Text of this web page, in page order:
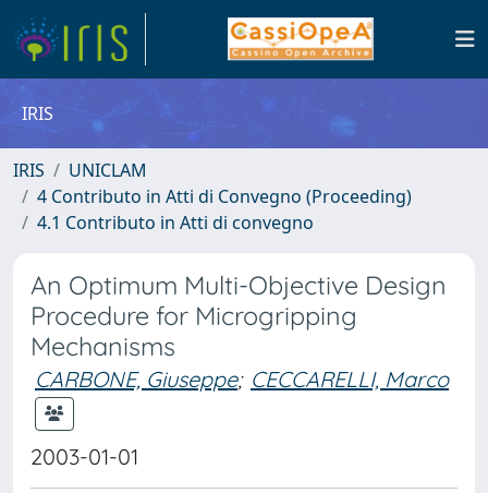
IRIS
IRIS
UNICLAM
4 Contributo in Atti di Convegno (Proceeding)
4.1 Contributo in Atti di convegno
An Optimum Multi-Objective Design
Procedure for Microgripping
Mechanisms
CARBONE, Giuseppe; CECCARELLI, Marco
2003-01-01